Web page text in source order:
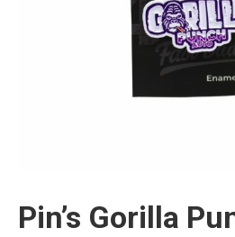
Pin’s Gorilla